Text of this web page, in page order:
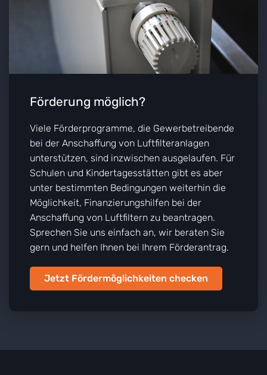
Förderung möglich?
Viele Förderprogramme, die Gewerbetreibende
bei der Anschaffung von Luftfilteranlagen
unterstützen, sind inzwischen ausgelaufen. Für
Schulen und Kindertagesstätten gibt es aber
unter bestimmten Bedingungen weiterhin die
Möglichkeit, Finanzierungshilfen bei der
Anschaffung von Luftfiltern zu beantragen.
Sprechen Sie uns einfach an, wir beraten Sie
gern und helfen Ihnen bei Ihrem Förderantrag.
Jetzt Fördermöglichkeiten checken